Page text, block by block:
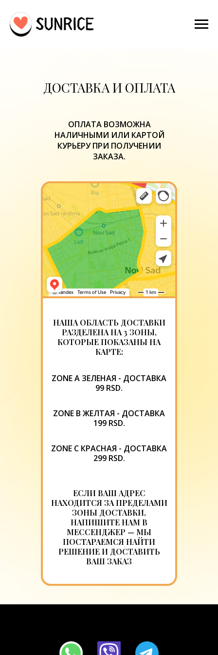
ДОСТАВКА И ОПЛАТА
ОПЛАТА ВОЗМОЖНА
НАЛИЧНЫМИ ИЛИ КАРТОЙ
КУРЬЕРУ ПРИ ПОЛУЧЕНИИ
ЗАКАЗА.
ЕСЛИ ВАШ АДРЕС
НАХОДИТСЯ ЗА ПРЕДЕЛАМИ
ЗОНЫ ДОСТАВКИ,
НАПИШИТЕ НАМ В
МЕССЕНДЖЕР — МЫ
ПОСТАРАЕМСЯ НАЙТИ
РЕШЕНИЕ И ДОСТАВИТЬ
ВАШ ЗАКАЗ
ZONE C КРАСНАЯ - ДОСТАВКА
299 RSD.
Нови‑Сад
Яндекс Карты — транспорт, навигация, поиск мест
ZONE A ЗЕЛЕНАЯ - ДОСТАВКА
99 RSD.
ZONE B ЖЕЛТАЯ - ДОСТАВКА
199 RSD.
НАША ОБЛАСТЬ ДОСТАВКИ
РАЗДЕЛЕНА НА 3 ЗОНЫ,
КОТОРЫЕ ПОКАЗАНЫ НА
КАРТЕ: